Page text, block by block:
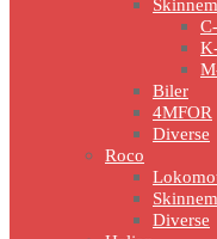
Biler
4MFOR
Diverse
Roco
Diverse